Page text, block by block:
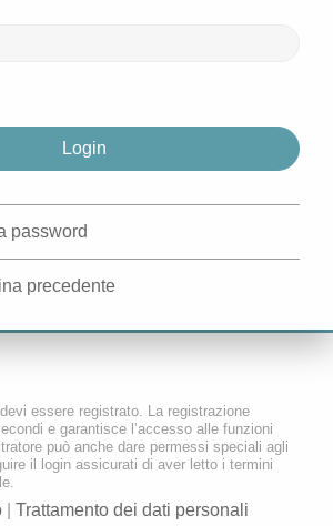
password
precedente
essere registrato. La registrazione
e garantisce l’accesso alle funzioni
può anche dare permessi speciali agli
il login assicurati di aver letto i termini
Trattamento dei dati personali